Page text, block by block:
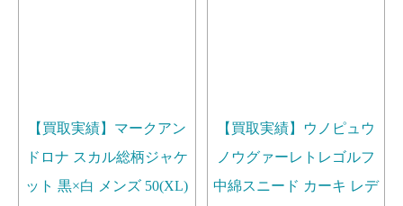
【買取実績】マークアン
ドロナ スカル総柄ジャケ
ット 黒×白 メンズ 50(XL)
【買取実績】ウノピュウ
ノウグァーレトレゴルフ
中綿スニード カーキ レデ